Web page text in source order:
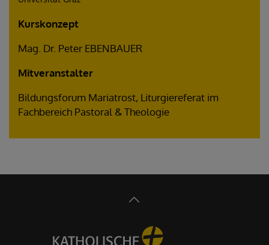
Kurskonzept
Mag. Dr. Peter EBENBAUER
Mitveranstalter
Bildungsforum Mariatrost, Liturgiereferat im
Fachbereich Pastoral & Theologie